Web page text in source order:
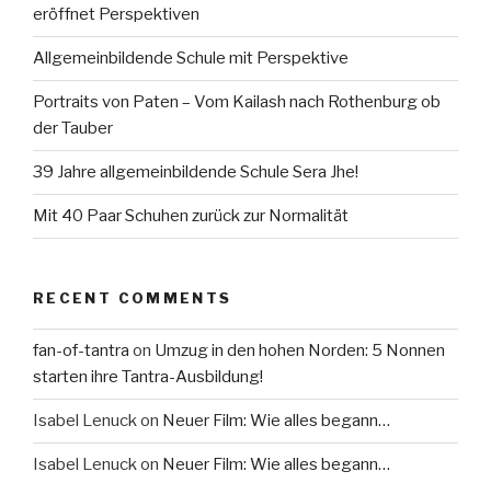
eröffnet Perspektiven
Allgemeinbildende Schule mit Perspektive
Portraits von Paten – Vom Kailash nach Rothenburg ob
der Tauber
39 Jahre allgemeinbildende Schule Sera Jhe!
Mit 40 Paar Schuhen zurück zur Normalität
RECENT COMMENTS
fan-of-tantra on Umzug in den hohen Norden: 5 Nonnen
starten ihre Tantra-Ausbildung!
Isabel Lenuckon Neuer Film: Wie alles begann…
Isabel Lenuckon Neuer Film: Wie alles begann…